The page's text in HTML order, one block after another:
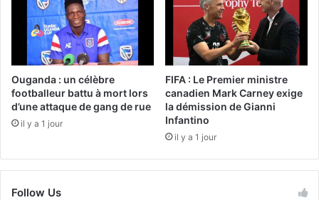
Ouganda : un célèbre
footballeur battu à mort lors
d’une attaque de gang de rue
il y a 1 jour
FIFA : Le Premier ministre
canadien Mark Carney exige
la démission de Gianni
Infantino
il y a 1 jour
Follow Us